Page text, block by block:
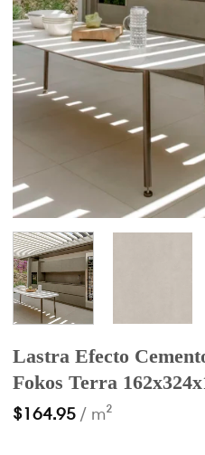
Lastra Efecto
Fokos Terra
$164.95 / m²